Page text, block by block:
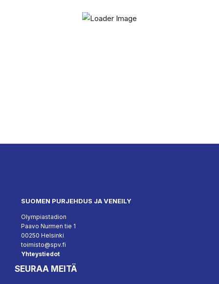
SUOMEN PURJEHDUS JA VENEILY
Olympiastadion
Paavo Nurmen tie 1
00250 Helsinki
toimisto@spv.fi
Yhteystiedot
SEURAA MEITÄ